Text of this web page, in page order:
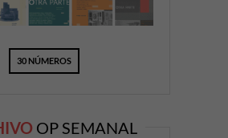
30 NÚMEROS
OP SEMANAL